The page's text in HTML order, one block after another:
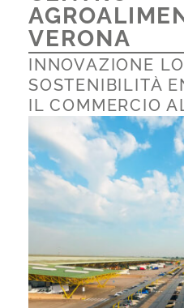
VERONA
INNOVAZIONE
SOSTENIBILITÀ
IL COMMERCIO